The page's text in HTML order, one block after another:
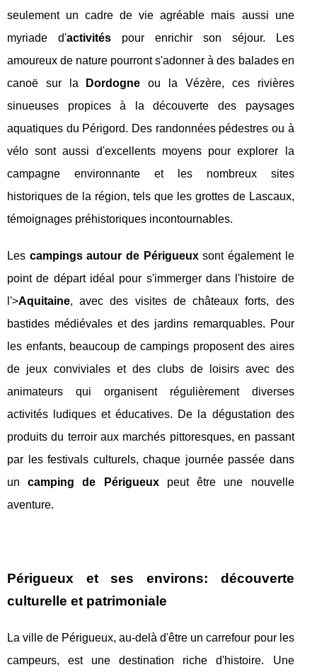
seulement un cadre de vie agréable mais aussi une
myriade d'activitéspour enrichir son séjour. Les
amoureux de nature pourront s'adonner à des balades en
canoë sur la
Dordogne ou la Vézère, ces rivières
sinueuses propices à la découverte des paysages
aquatiques du Périgord. Des randonnées pédestres ou à
vélo sont aussi d'excellents moyens pour explorer la
campagne environnante et les nombreux sites
historiques de la région, tels que les grottes de Lascaux,
témoignages préhistoriques incontournables.
Les campings autour de Périgueuxsont également le
point de départ idéal pour s'immerger dans l'histoire de
l'>Aquitaine, avec des visites de châteaux forts, des
bastides médiévales et des jardins remarquables. Pour
les enfants, beaucoup de campings proposent des aires
de jeux conviviales et des clubs de loisirs avec des
animateurs qui organisent régulièrement diverses
activités ludiques et éducatives. De la dégustation des
produits du terroir aux marchés pittoresques, en passant
par les festivals culturels, chaque journée passée dans
uncamping de Périgueuxpeut être une nouvelle
aventure.
Périgueux et ses environs: découverte
culturelle et patrimoniale
La ville de Périgueux, au-delà d'être un carrefour pour les
campeurs, est une destination riche d'histoire. Une